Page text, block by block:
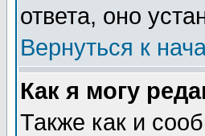
ответа, оно
Вернуться к
Как я могу
Также как и